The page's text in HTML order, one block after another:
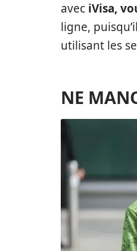
avec iVisa,
ligne,
utilisant les
NE